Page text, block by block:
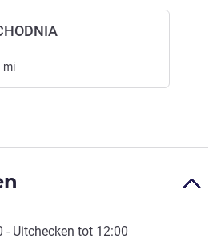
mi
- Uitchecken tot 12:00